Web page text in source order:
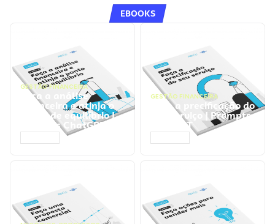
EBOOKS
GESTÃO FINANCEIRA
Faça a análise
financeira e atinja o
ponto de equilíbrio |
Prompts ChatGPT
GESTÃO FINANCEIRA
Faça a precificação do
seu serviço | Prompts
ChatGPT